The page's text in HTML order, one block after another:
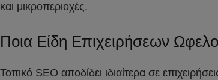
και μικροπεριοχές.
Ποια Είδη Επιχειρήσεων
Τοπικό SEO αποδίδει ιδιαίτερα σε